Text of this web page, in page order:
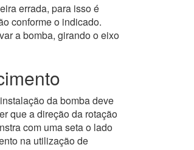
errada, para isso é
conforme o indicado.
a bomba, girando o eixo
da bomba deve
que a direção da rotação
com uma seta o lado
na utilização de